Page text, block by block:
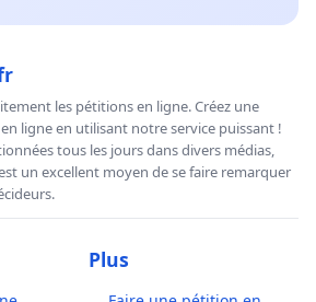
les pétitions en ligne. Créez une
ligne en utilisant notre service puissant !
tous les jours dans divers médias,
un excellent moyen de se faire remarquer
Plus